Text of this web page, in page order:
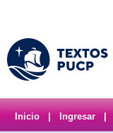
Inicio Ingresar